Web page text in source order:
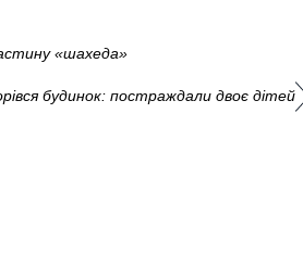
«шахеда»
будинок: постраждали двоє дітей